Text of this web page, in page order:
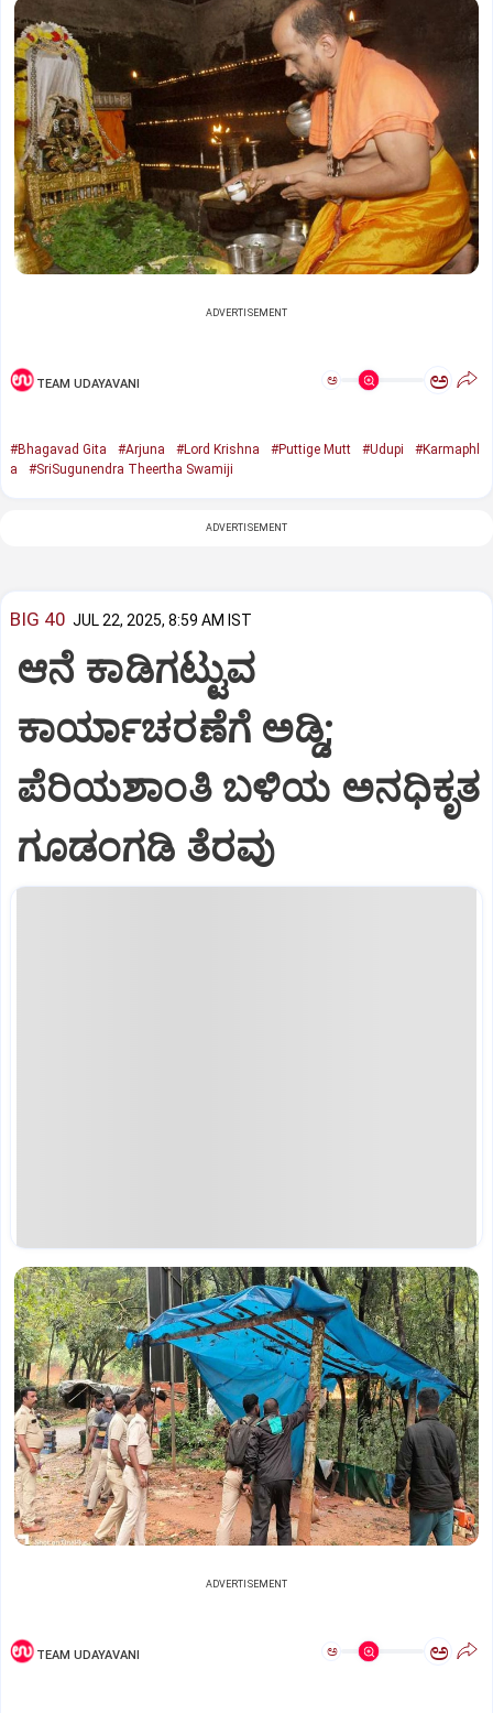
ADVERTISEMENT
TEAM UDAYAVANI ಅ ಅ
#Bhagavad Gita #Arjuna #Lord Krishna #Puttige Mutt #Udupi
#Karmaphl
a
#SriSugunendra Theertha Swamiji
ADVERTISEMENT
BIG 40 JUL 22, 2025, 8:59 AM IST
ಆನೆ ಕಾಡಿಗಟ್ಟುವ
ಕಾರ್ಯಾಚರಣೆಗೆ ಅಡ್ಡಿ;
ಪೆರಿಯಶಾಂತಿ ಬಳಿಯ ಅನಧಿಕೃತ
ಗೂಡಂಗಡಿ ತೆರವು
ADVERTISEMENT
TEAM UDAYAVANI ಅ ಅ